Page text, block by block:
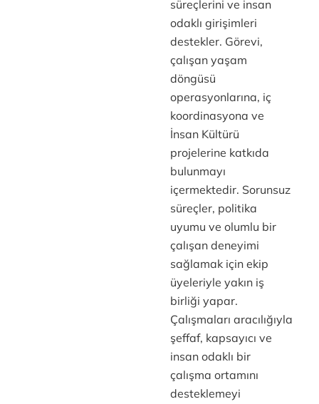
süreçlerini ve insan
odaklı girişimleri
destekler. Görevi,
çalışan yaşam
döngüsü
operasyonlarına, iç
koordinasyona ve
İnsan Kültürü
projelerine katkıda
bulunmayı
içermektedir. Sorunsuz
süreçler, politika
uyumu ve olumlu bir
çalışan deneyimi
sağlamak için ekip
üyeleriyle yakın iş
birliği yapar.
Çalışmaları aracılığıyla
şeffaf, kapsayıcı ve
insan odaklı bir
çalışma ortamını
desteklemeyi